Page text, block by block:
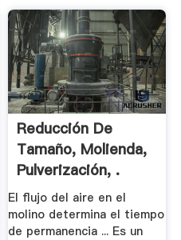
Reducción De
Tamaño, Molienda,
Pulverización, .
El flujo del aire en el
molino determina el tiempo
de permanencia ... Es un